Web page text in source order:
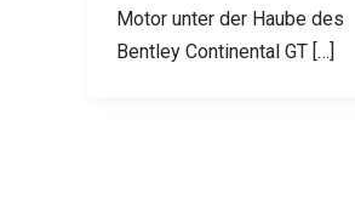
Motor unter der Haube des
Bentley Continental GT […]